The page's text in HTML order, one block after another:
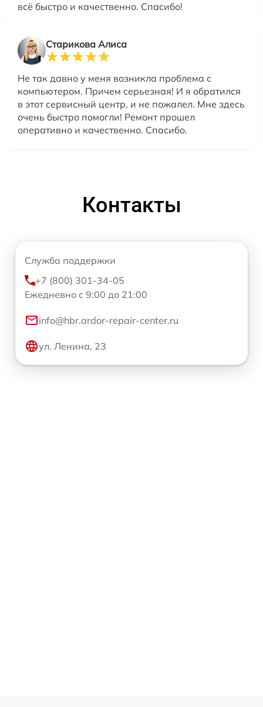
всё быстро и качественно. Спасибо!
Старикова Алиса
Не так давно у меня возникла проблема с
компьютером. Причем серьезная! И я обратился
в этот сервисный центр, и не пожалел. Мне здесь
очень быстро помогли! Ремонт прошел
оперативно и качественно. Спасибо.
Контакты
Служба поддержки
+7 (800) 301-34-05
Ежедневно с 9:00 до 21:00
info@hbr.ardor-repair-center.ru
ул. Ленина, 23